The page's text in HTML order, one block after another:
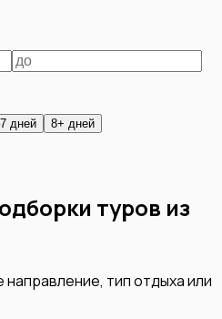
дней 8+ дней
туров из
тип отдыха или